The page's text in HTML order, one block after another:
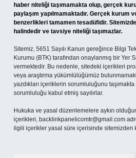
haber niteliği taşımamakta olup, gerçek
paylaşım yapılmamaktadır. Gerçek kurum
benzerlikleri tamamen tesadüfidir.
halindedir ve tavsiye niteliği taşımazlar.
Sitemiz, 5651 Sayılı Kanun gereğince Bilgi
Kurumu (BTK) tarafından onaylanmış bir Yer
vermektedir. Bu nedenle, sitedeki içerikleri
veya araştırma yükümlülüğümüz
yazdıkları içeriklerin sorumluluğunu
sorumluluğu kabul etmiş sayılırlar.
Hukuka ve yasal düzenlemelere aykırı
içerikleri, backlinkpanelicomtr@gmail.com
ilgili içerikler yasal süre içerisinde sitemizden